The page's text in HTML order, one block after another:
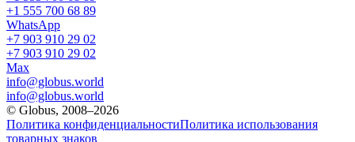
+1 555 700 68 89
WhatsApp
+7 903 910 29 02
+7 903 910 29 02
Max
info@globus.world
info@globus.world
© Globus, 2008–2026
Политика конфиденциальностиПолитика использования
товарных знаков